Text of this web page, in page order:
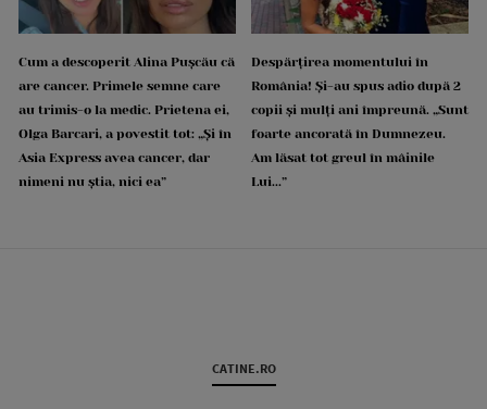
Cum a descoperit Alina Pușcău că
are cancer. Primele semne care
au trimis-o la medic. Prietena ei,
Olga Barcari, a povestit tot: „Și în
Asia Express avea cancer, dar
nimeni nu știa, nici ea”
Despărțirea momentului în
România! Și-au spus adio după 2
copii și mulți ani împreună. „Sunt
foarte ancorată în Dumnezeu.
Am lăsat tot greul în mâinile
Lui...”
CATINE.RO